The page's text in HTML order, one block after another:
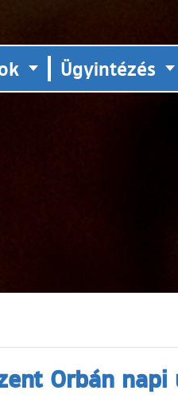
Ügyintézés
Orbán napi